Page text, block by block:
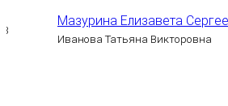
3
Мазурина Елизавета
Иванова Татьяна Викторовна